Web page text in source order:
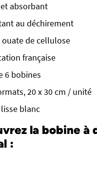
absorbant
au déchirement
ouate de cellulose
française
6 bobines
20 x 30 cm / unité
blanc
la bobine à
: